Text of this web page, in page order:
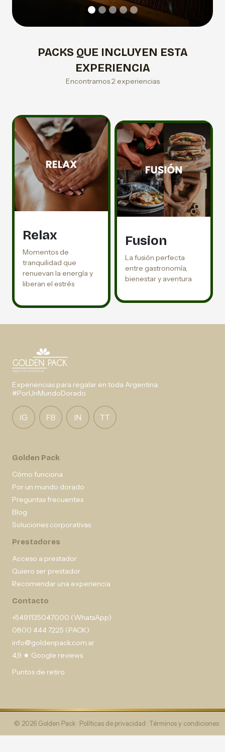
PACKS QUE INCLUYEN ESTA
EXPERIENCIA
Encontramos 2 experiencias
Relax
Momentos de
tranquilidad que
renuevan la energía y
liberan el estrés
Fusion
La fusión perfecta
entre gastronomía,
bienestar y aventura
Experiencias para regalar en toda Argentina.
#PorUnMundoDorado
Golden Pack
Cómo funciona
Por un mundo dorado
Preguntas frecuentes
Blog
Soluciones corporativas
Prestadores
Acceso a prestador
Quiero ser prestador
Recomendar una experiencia
Contacto
+5491135047000 (WhatsApp)
0800 444 7225 (PACK)
info@goldenpack.com.ar
4,9 ★ Google reviews
Puntos de retiro
© 2026 Golden Pack · Políticas de privacidad · Términos y condiciones